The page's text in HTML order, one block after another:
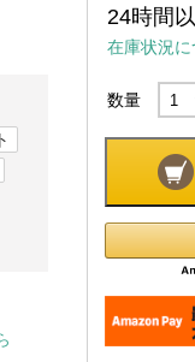
24時間
在庫状況に
数量